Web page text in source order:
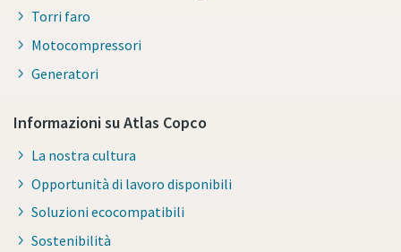
Torri faro
Motocompressori
Generatori
Informazioni su Atlas Copco
La nostra cultura
Opportunità di lavoro disponibili
Soluzioni ecocompatibili
Sostenibilità